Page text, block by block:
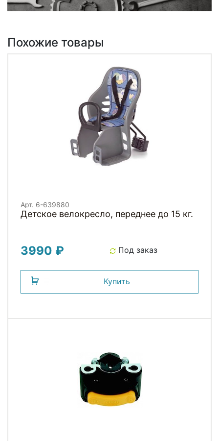
Похожие товары
Арт. 6-639880
Детское велокресло, переднее до 15 кг.
3990 ₽ Под заказ
Купить